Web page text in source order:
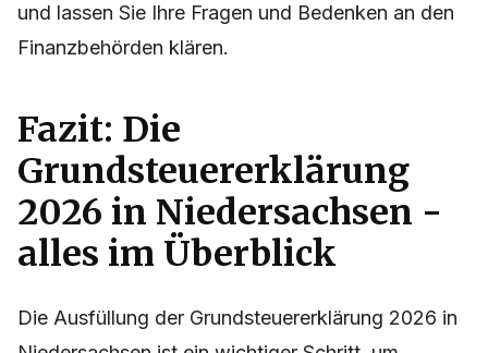
und lassen Sie Ihre Fragen und Bedenken an den
Finanzbehörden klären.
Fazit: Die
Grundsteuererklärung
2026 in Niedersachsen -
alles im Überblick
Die Ausfüllung der Grundsteuererklärung 2026 in